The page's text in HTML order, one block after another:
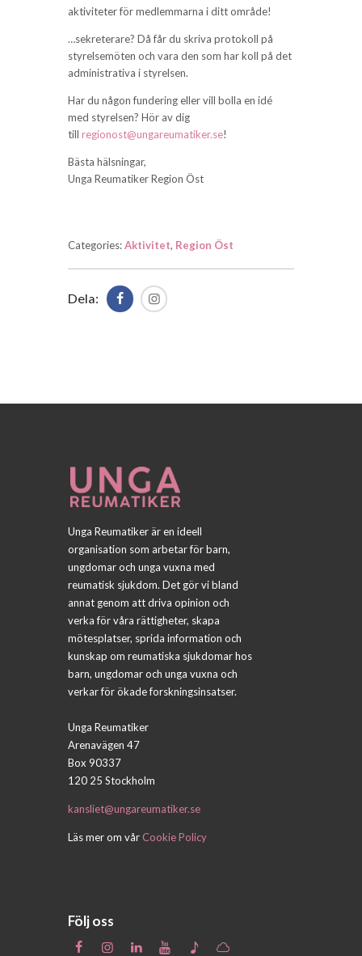
aktiviteter för medlemmarna i ditt område!
…sekreterare? Då får du skriva protokoll på
styrelsemöten och vara den som har koll på det
administrativa i styrelsen.
Har du någon fundering eller vill bolla en idé
med styrelsen? Hör av dig
till regionost@ungareumatiker.se!
Bästa hälsningar,
Unga Reumatiker Region Öst
Categories:Aktivitet, Region Öst
Dela:
Unga Reumatiker är en ideell
organisation som arbetar för barn,
ungdomar och unga vuxna med
reumatisk sjukdom. Det gör vi bland
annat genom att driva opinion och
verka för våra rättigheter, skapa
mötesplatser, sprida information och
kunskap om reumatiska sjukdomar hos
barn, ungdomar och unga vuxna och
verkar för ökade forskningsinsatser.
Unga Reumatiker
Arenavägen 47
Box 90337
120 25 Stockholm
kansliet@ungareumatiker.se
Läs mer om vårCookie Policy
Följ oss